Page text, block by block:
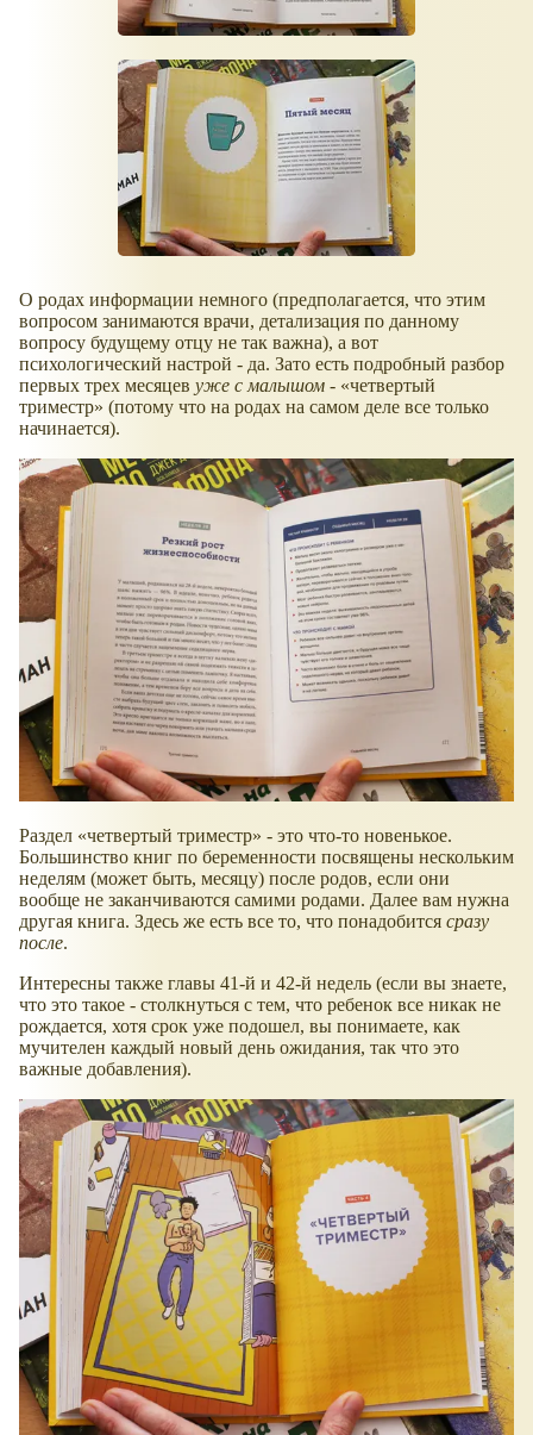
О родах информации немного (предполагается, что этим
вопросом занимаются врачи, детализация по данному
вопросу будущему отцу не так важна), а вот
психологический настрой - да. Зато есть подробный разбор
первых трех месяцев уже с малышом -
четвертый
триместр
(потому что на родах на самом деле все только
начинается).
Раздел четвертый триместр
- это что-то новенькое.
Большинство книг по беременности посвящены нескольким
неделям (может быть, месяцу) после родов, если они
вообще не заканчиваются самими родами. Далее вам нужна
другая книга. Здесь же есть все то, что понадобится сразу
после.
Интересны также главы 41-й и 42-й недель (если вы знаете,
что это такое - столкнуться с тем, что ребенок все никак не
рождается, хотя срок уже подошел, вы понимаете, как
мучителен каждый новый день ожидания, так что это
важные добавления).